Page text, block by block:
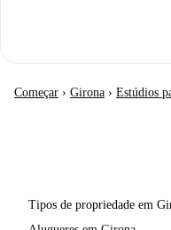
Começar › Girona › Estúdios
Tipos de propriedade em